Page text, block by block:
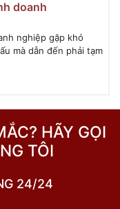
doanh
nghiệp gặp khó
mà dẫn đến phải tạm
HÃY GỌI
TÔI
24/24